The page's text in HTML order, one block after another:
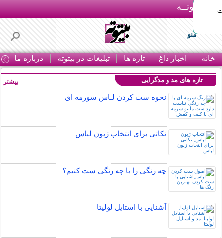
بـیتوتــه
منو
خانه اخبار داغ تازه ها تبلیغات در بیتوته درباره ما
تازه های مد و مدگرایی
نحوه ست کردن لباس سورمه ای
نکاتی برای انتخاب ژپون لباس
چه رنگی را با چه رنگی ست کنیم؟
آشنایی با استایل لولیتا
بیشتر